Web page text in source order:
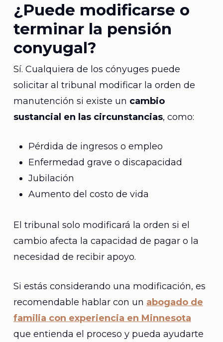
¿Puede modificarse o
terminar la pensión
conyugal?
Sí. Cualquiera de los cónyuges puede
solicitar al tribunal modificar la orden de
manutención si existe un cambio
sustancial en las circunstancias, como:
Pérdida de ingresos o empleo
Enfermedad grave o discapacidad
Jubilación
Aumento del costo de vida
El tribunal solo modificará la orden si el
cambio afecta la capacidad de pagar o la
necesidad de recibir apoyo.
Si estás considerando una modificación, es
recomendable hablar con un abogado de
familia con experiencia en Minnesota
que entienda el proceso y pueda ayudarte